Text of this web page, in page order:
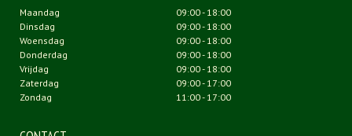
Maandag
09:00 - 18:00
Dinsdag
09:00 - 18:00
Woensdag
09:00 - 18:00
Donderdag
09:00 - 18:00
Vrijdag
09:00 - 18:00
Zaterdag
09:00 - 17:00
Zondag
11:00 - 17:00